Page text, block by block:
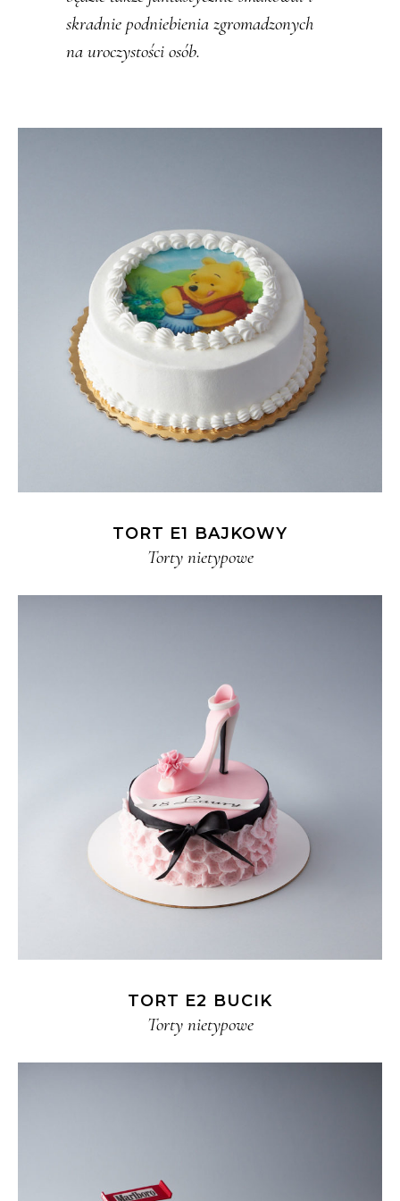
skradnie podniebienia zgromadzonych
na uroczystości osób.
TORT E1 BAJKOWY
Torty nietypowe
TORT E2 BUCIK
Torty nietypowe